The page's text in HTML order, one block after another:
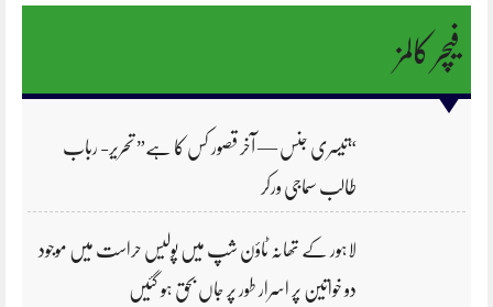
فیچر کالمز
“تیسری جنس — آخر قصور کس کا ہے” تحریر- رباب
طالب سماجی ورکر
لاہور کے تھانہ ٹاؤن شپ میں پولیس حراست میں موجود
دو خواتین پر اسرار طور پر جاں بحق ہو گئیں